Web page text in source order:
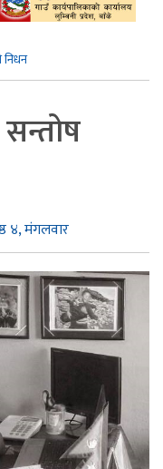
निधन
४, मंगलवार